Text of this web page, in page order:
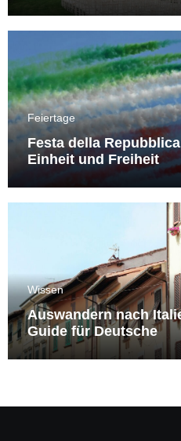
Feiertage
Festa della
Einheit und Freiheit
Wissen
Auswandern nach
Guide für Deutsche